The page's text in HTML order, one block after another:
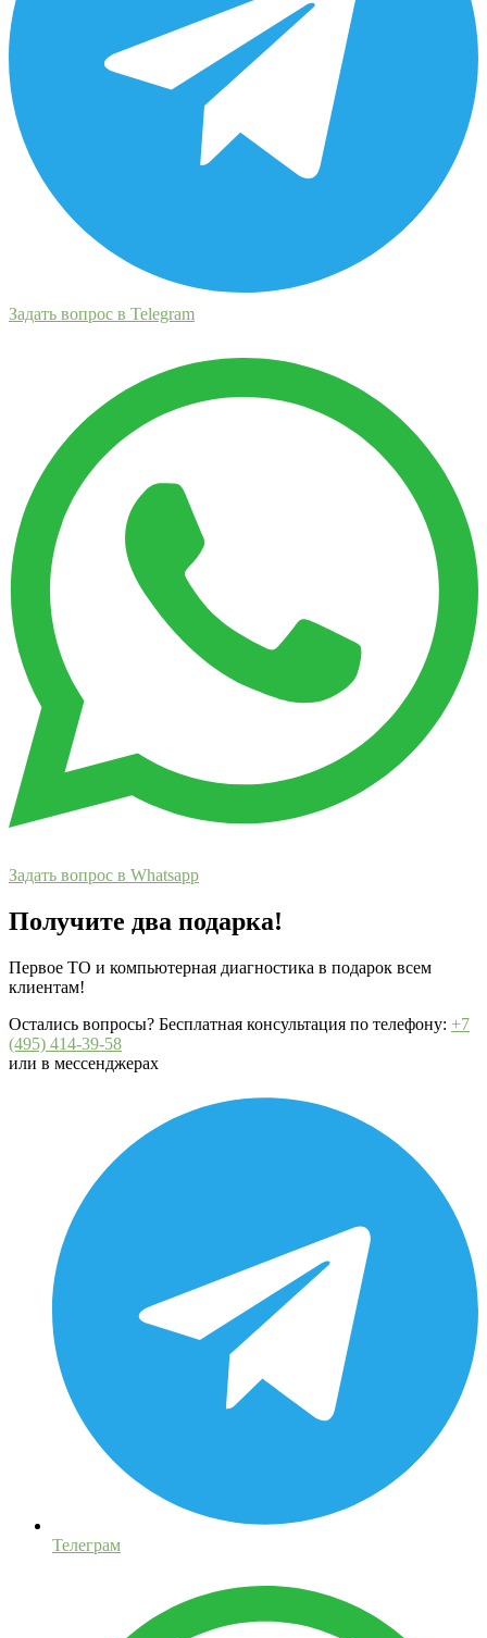
Задать вопрос в Telegram
Задать вопрос в Whatsapp
Получите два подарка!
Первое ТО и компьютерная диагностика в подарок всем
клиентам!
Остались вопросы? Бесплатная консультация по телефону: +7
(495) 414-39-58
или в мессенджерах
Телеграм